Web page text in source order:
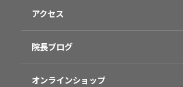
アクセス
院長ブログ
オンラインショップ